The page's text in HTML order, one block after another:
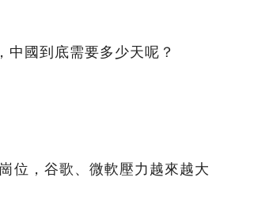
國到底需要多少天呢？
位，谷歌、微軟壓力越來越大